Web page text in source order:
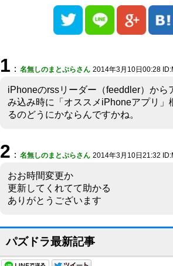
1 ： 名無しのまとぷらさん 2014年3月10日00:28
iPhoneのrssリーダー（feeddler）から
み込み時に「オススメiPhoneアプリ」
るのどうにかならんですかね。
2 ： 名無しのまとぷらさん 2014年3月10日21:32
おお時間変更か
更新してくれてて助かる
ありがとうございます
パズドラ最新記事